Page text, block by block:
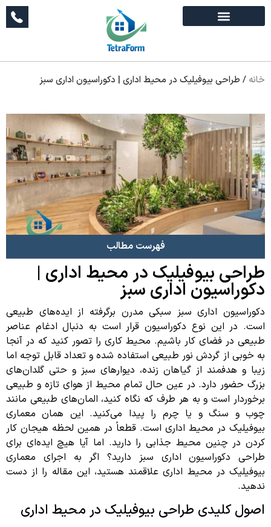
خانه / طراحی بیوفیلیک در محیط اداری | دکوراسیون اداری سبز
فهرست مطالب
طراحی بیوفیلیک در محیط اداری |
دکوراسیون اداری سبز
دکوراسیون اداری سبز سبکی مدرن برگرفته از ایده‌های طبیعی
است. در این نوع دکوراسیون قرار است به دنبال ادغام عناصر
طبیعی در فضای کار باشیم. محیط کاری را تصور کنید که در آنجا
به خوبی از گردش نور طبیعی استفاده شده و تعداد قابل توجه اما
زیبا و هدفمند از گیاهان زنده، دیوارهای سبز و حتی گلدان‌های
بزرگ حضور دارد. در عین حال تمام محیط از هوای تازه و طبیعی
برخوردار است و به هر طرف که نگاه کنید، المان‌های طبیعی مانند
چوب و سنگ و یا چرم را پیدا می‌کنید. این همان معماری
بیوفیلیک در محیط اداری است. قطعاً در همین لحظه هیجان کار
کردن در چنین محیط جذابی را دارید. اما آیا هیچ ایده‌ای برای
طراحی دکوراسیون اداری سبز دارید؟ اگر به اجرای معماری
بیوفیلیک در محیط اداری علاقمند هستید، این مقاله را از دست
ندهید.
اصول کلیدی طراحی بیوفیلیک در محیط اداری